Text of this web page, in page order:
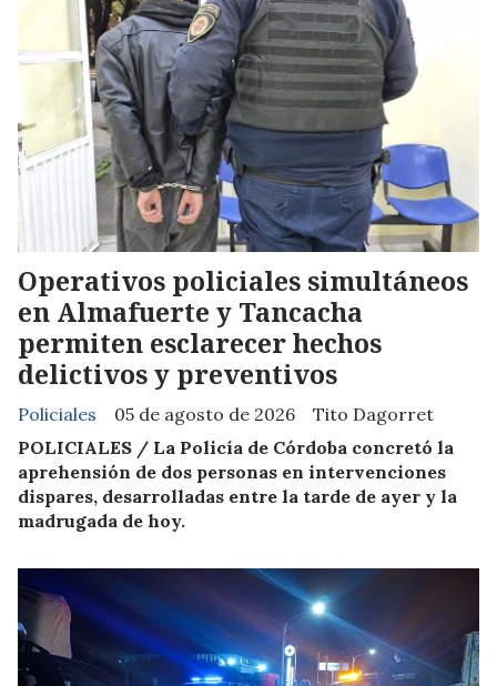
Operativos policiales simultáneos
en Almafuerte y Tancacha
permiten esclarecer hechos
delictivos y preventivos
Tito Dagorret
Policiales
05 de agosto de 2026
POLICIALES / La Policía de Córdoba concretó la
aprehensión de dos personas en intervenciones
dispares, desarrolladas entre la tarde de ayer y la
madrugada de hoy.